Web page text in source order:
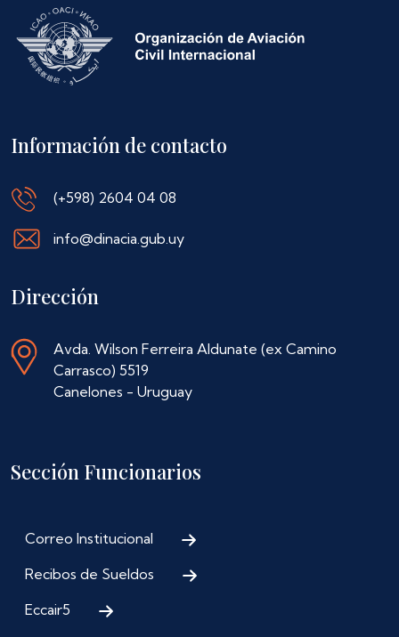
Información de contacto
(+598) 2604 04 08
info@dinacia.gub.uy
Dirección
Avda. Wilson Ferreira Aldunate (ex Camino
Carrasco) 5519
Canelones - Uruguay
Sección Funcionarios
Correo Institucional
Recibos de Sueldos
Eccair5